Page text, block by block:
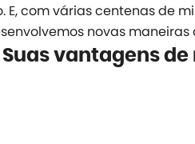
E, com várias centenas de
novas
Suas vantagens de